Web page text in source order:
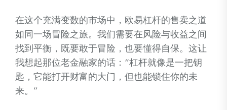
在这个充满变数的市场中，欧易杠杆的售卖之道
如同一场冒险之旅。我们需要在风险与收益之间
找到平衡，既要敢于冒险，也要懂得自保。这让
我想起那位老金融家的话：“杠杆就像是一把钥
匙，它能打开财富的大门，但也能锁住你的未
来。”